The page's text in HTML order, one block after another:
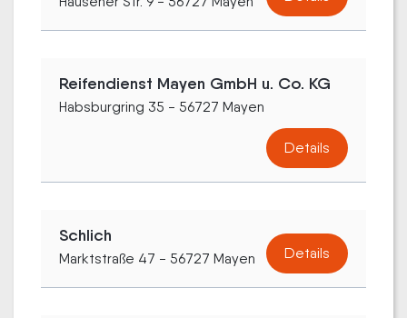
Reifendienst Mayen GmbH u. Co. KG
Habsburgring 35 - 56727 Mayen
Details
Schlich
Marktstraße 47 - 56727 Mayen Details